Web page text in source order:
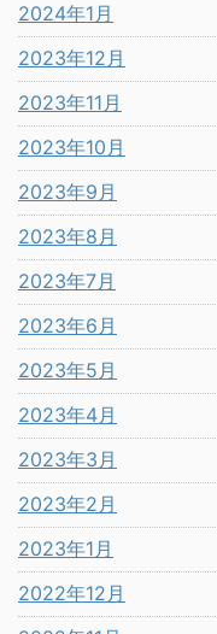
2024年1月
2023年12月
2023年11月
2023年10月
2023年9月
2023年8月
2023年7月
2023年6月
2023年5月
2023年4月
2023年3月
2023年2月
2023年1月
2022年12月